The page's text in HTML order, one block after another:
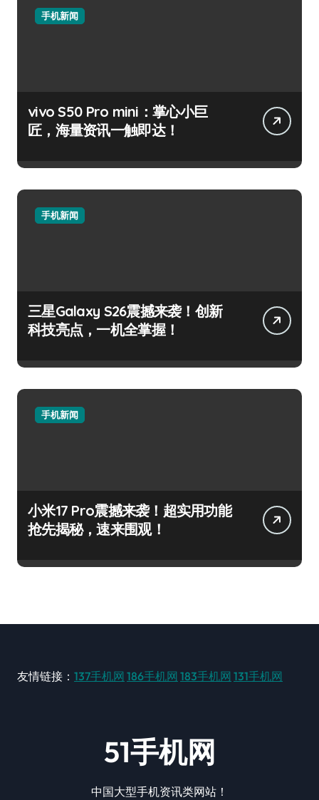
手机新闻
vivo S50 Pro mini：掌心小巨
匠，海量资讯一触即达！
手机新闻
三星Galaxy S26震撼来袭！创新
科技亮点，一机全掌握！
手机新闻
小米17 Pro震撼来袭！超实用功能
抢先揭秘，速来围观！
友情链接： 137手机网 186手机网 183手机网 131手机网
51手机网
中国大型手机资讯类网站！